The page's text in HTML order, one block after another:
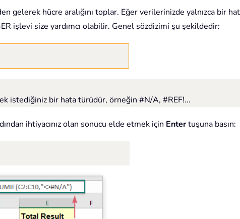
gelerek hücre aralığını toplar. Eğer verilerinizde yalnızca bir
işlevi size yardımcı olabilir. Genel sözdizimi şu şekildedir:
istediğiniz bir hata türüdür, örneğin #N/A, #REF!...
ihtiyacınız olan sonucu elde etmek için Entertuşuna basın: